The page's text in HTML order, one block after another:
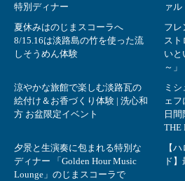
特別ディナー
ァ
夏休みはのじまスコーラへ
8/15.16は淡路島の竹を使った流
しそうめん体験
フレ
スト
いと
～」
涼やかな旅館で楽しむ淡路瓦の
絵付け＆お香づくり体験 | 洗心和
方 お盆限定イベント
ミ
ェ
日
THE
夕景と生演奏に包まれる特別な
ディナー 「Golden Hour Music
Lounge」のじまスコーラで
【
ド